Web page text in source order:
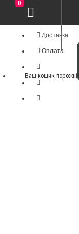
Доставка
Оплата
0
Ваш кошик порожній!